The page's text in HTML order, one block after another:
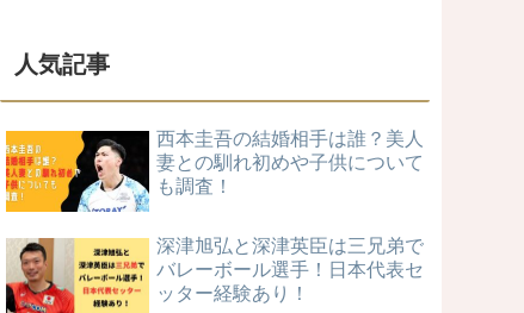
人気記事
西本圭吾の結婚相手は誰？美人
妻との馴れ初めや子供について
も調査！
深津旭弘と深津英臣は三兄弟で
バレーボール選手！日本代表セ
ッター経験あり！